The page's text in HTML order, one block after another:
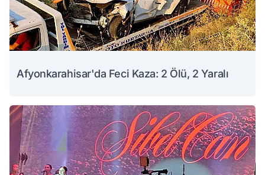
Afyonkarahisar'da Feci Kaza: 2 Ölü, 2 Yaralı